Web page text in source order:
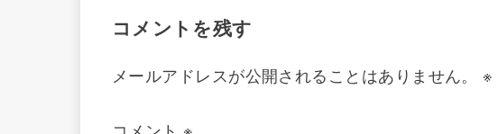
コメントを残す
メールアドレスが公開されることはありません。 ※
コメント ※